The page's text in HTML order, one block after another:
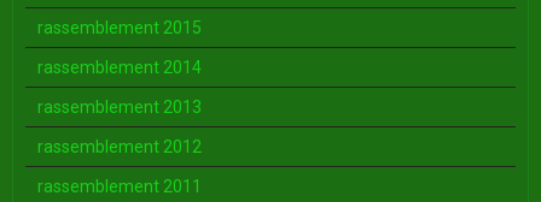
rassemblement 2015
rassemblement 2014
rassemblement 2013
rassemblement 2012
rassemblement 2011